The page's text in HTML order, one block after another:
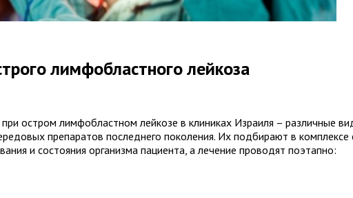
лимфобластного лейкоза
при остром лимфобластном лейкозе в клиниках Израиля – различные
препаратов последнего поколения. Их подбирают в комплексе
и состояния организма пациента, а лечение проводят поэтапно: